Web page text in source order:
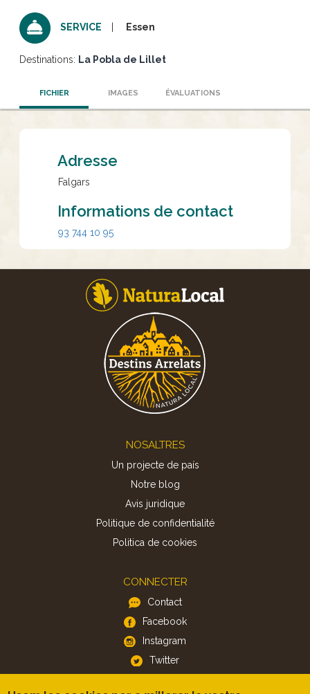
SERVICE Essen
Destinations: La Pobla de Lillet
FICHIER IMAGES ÉVALUATIONS
Adresse
Falgars
Informations de contact
93 744 10 95
NOSALTRES
Un projecte de país
Notre blog
Avis juridique
Politique de confidentialité
Politica de cookies
CONNECTER
Contact
Facebook
Instagram
Twitter